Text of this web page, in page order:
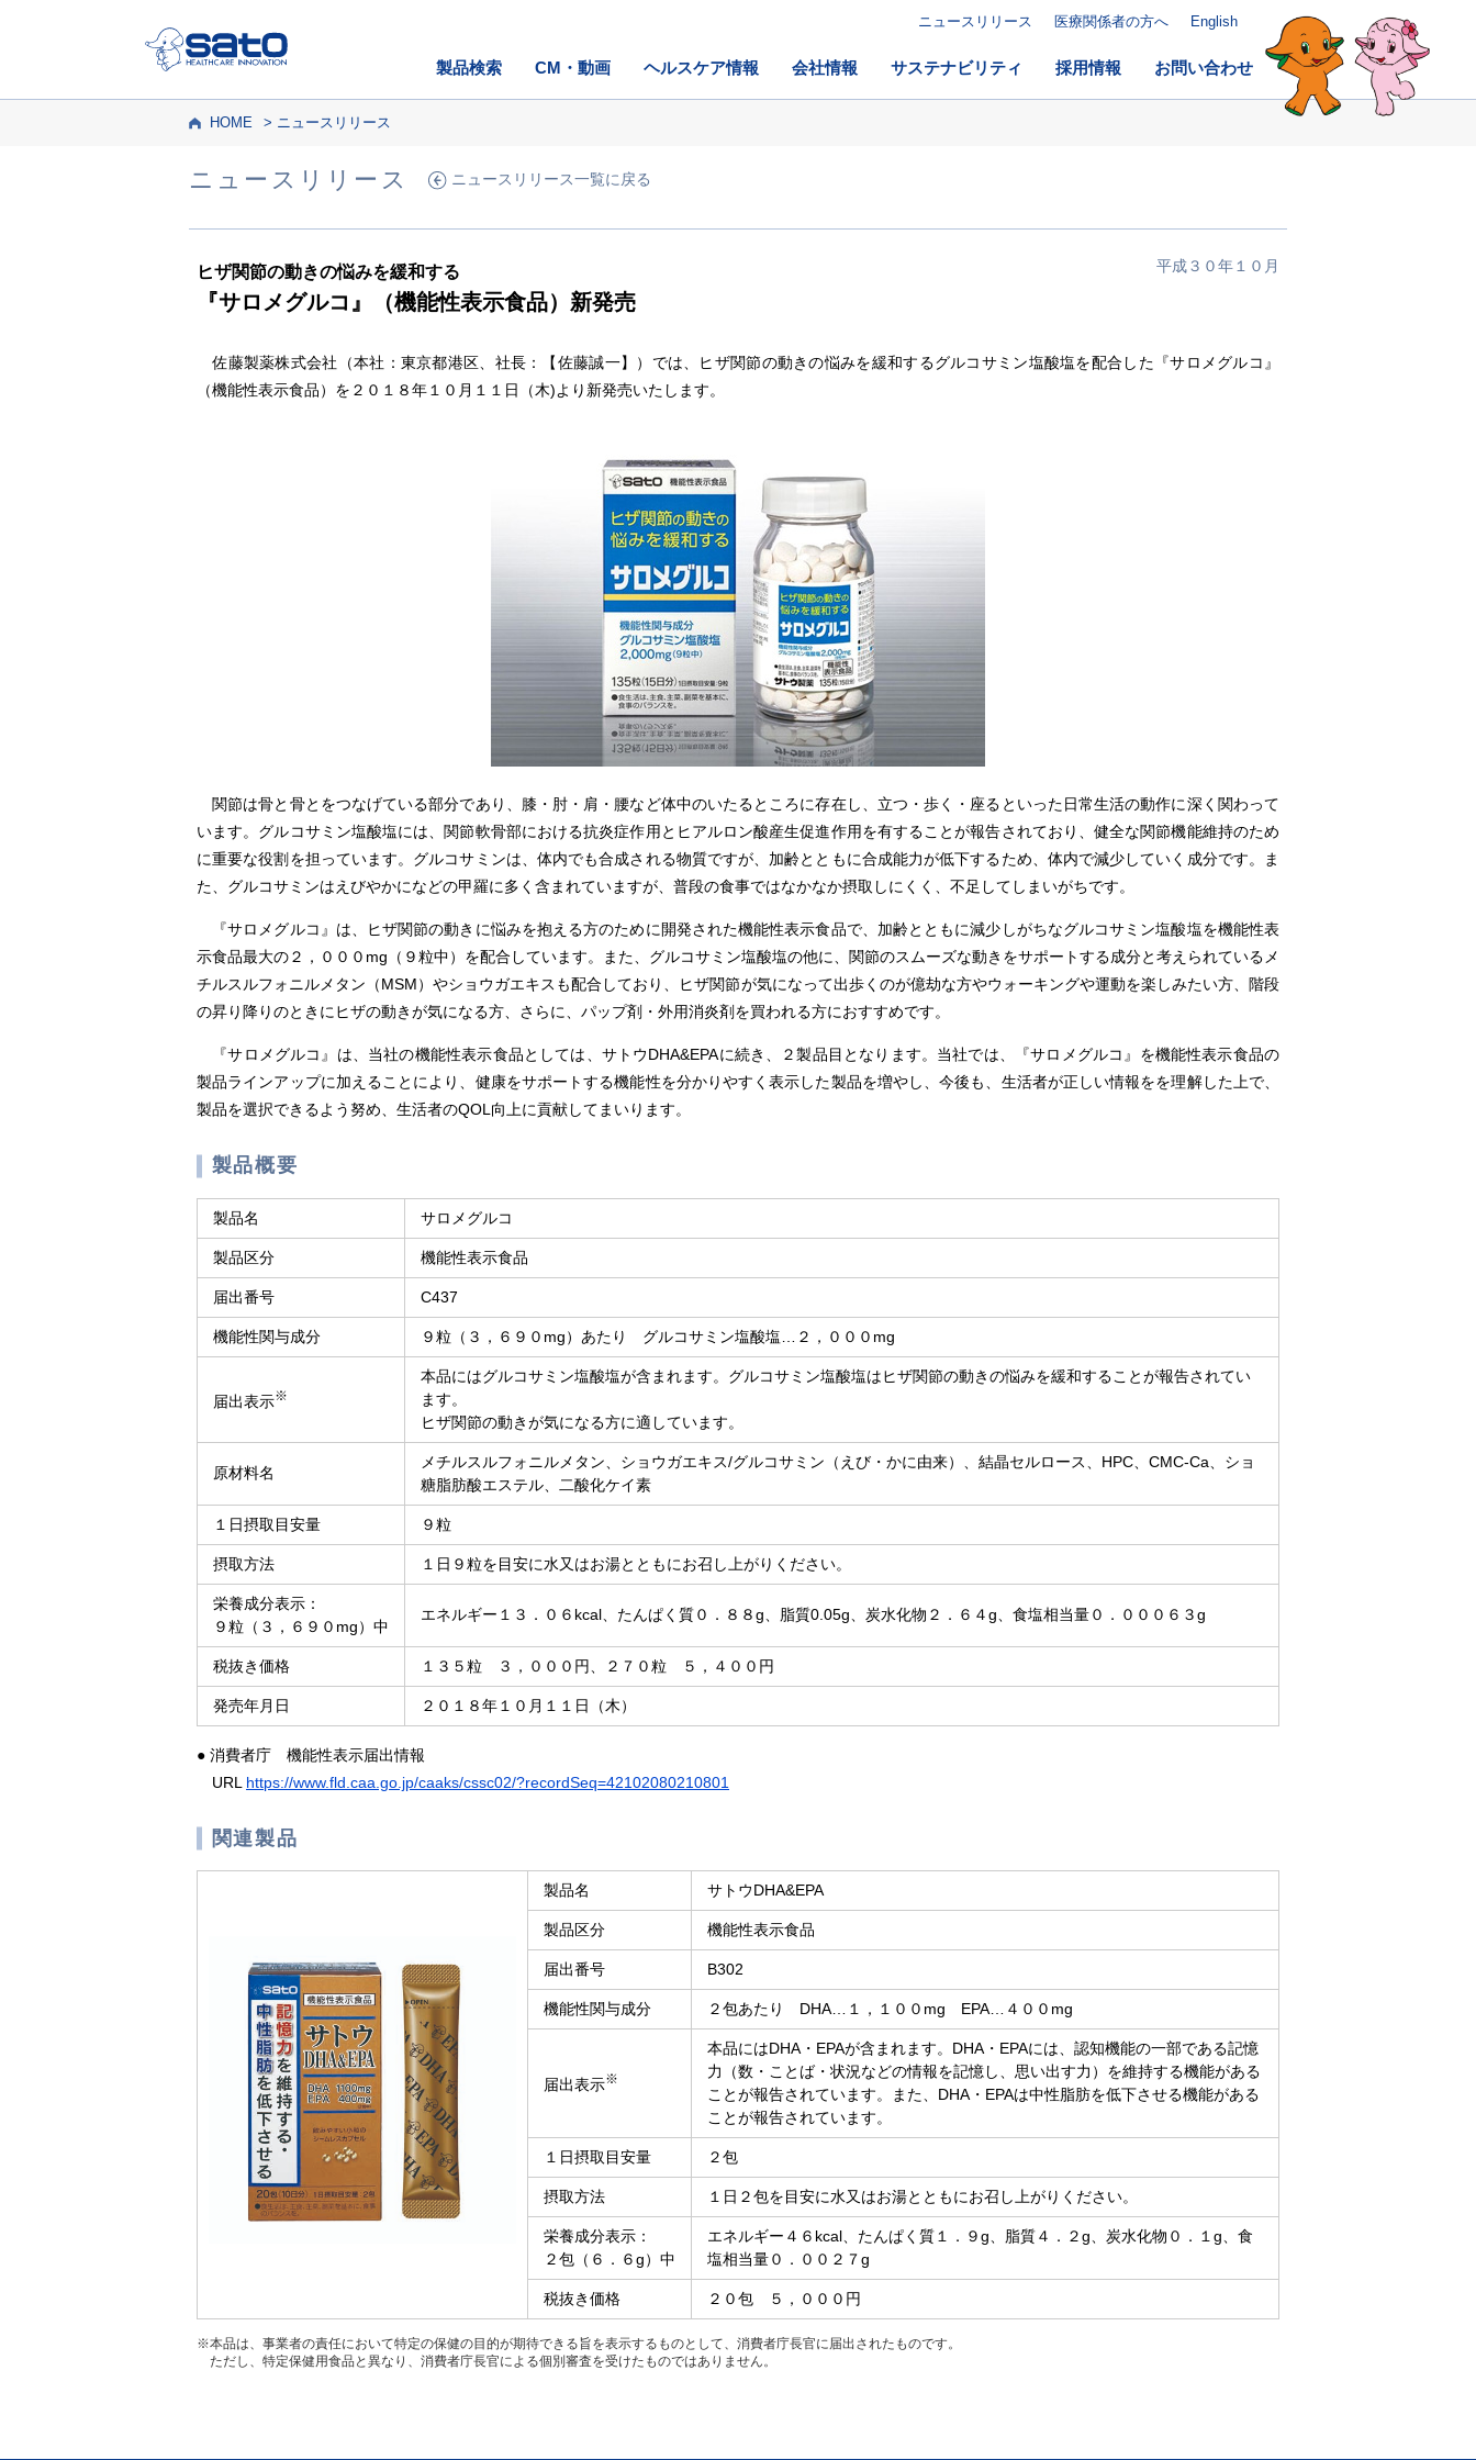
製品検索 CM・動画 ヘルスケア情報 会社情報 サステナビリティ 採用情報 お問い合わせ
ニュースリリース 医療関係者の方へ English
HOME ニュースリリース
ニュースリリース ニュースリリース一覧に戻る
平成３０年１０月
ヒザ関節の動きの悩みを緩和する
『サロメグルコ』（機能性表示食品）新発売
佐藤製薬株式会社（本社：東京都港区、社長：【佐藤誠一】）では、ヒザ関節の動きの悩みを緩和するグルコサミン塩酸塩を配合した『サロメグルコ』
（機能性表示食品）を２０１８年１０月１１日（木)より新発売いたします。
関節は骨と骨とをつなげている部分であり、膝・肘・肩・腰など体中のいたるところに存在し、立つ・歩く・座るといった日常生活の動作に深く関わって
います。グルコサミン塩酸塩には、関節軟骨部における抗炎症作用とヒアルロン酸産生促進作用を有することが報告されており、健全な関節機能維持のため
に重要な役割を担っています。グルコサミンは、体内でも合成される物質ですが、加齢とともに合成能力が低下するため、体内で減少していく成分です。ま
た、グルコサミンはえびやかになどの甲羅に多く含まれていますが、普段の食事ではなかなか摂取しにくく、不足してしまいがちです。
『サロメグルコ』は、ヒザ関節の動きに悩みを抱える方のために開発された機能性表示食品で、加齢とともに減少しがちなグルコサミン塩酸塩を機能性表
示食品最大の２，０００mg（９粒中）を配合しています。また、グルコサミン塩酸塩の他に、関節のスムーズな動きをサポートする成分と考えられているメ
チルスルフォニルメタン（MSM）やショウガエキスも配合しており、ヒザ関節が気になって出歩くのが億劫な方やウォーキングや運動を楽しみたい方、階段
の昇り降りのときにヒザの動きが気になる方、さらに、パップ剤・外用消炎剤を買われる方におすすめです。
『サロメグルコ』は、当社の機能性表示食品としては、サトウDHA&EPAに続き、２製品目となります。当社では、『サロメグルコ』を機能性表示食品の
製品ラインアップに加えることにより、健康をサポートする機能性を分かりやすく表示した製品を増やし、今後も、生活者が正しい情報をを理解した上で、
製品を選択できるよう努め、生活者のQOL向上に貢献してまいります。
製品概要
製品名 サロメグルコ
製品区分 機能性表示食品
届出番号 C437
機能性関与成分 ９粒（３，６９０mg）あたり グルコサミン塩酸塩…２，０００mg
届出表示※
本品にはグルコサミン塩酸塩が含まれます。グルコサミン塩酸塩はヒザ関節の動きの悩みを緩和することが報告されてい
ます。
ヒザ関節の動きが気になる方に適しています。
原材料名
メチルスルフォニルメタン、ショウガエキス/グルコサミン（えび・かに由来）、結晶セルロース、HPC、CMC-Ca、ショ
糖脂肪酸エステル、二酸化ケイ素
１日摂取目安量 ９粒
摂取方法 １日９粒を目安に水又はお湯とともにお召し上がりください。
栄養成分表示：
９粒（３，６９０mg）中
エネルギー１３．０６kcal、たんぱく質０．８８g、脂質0.05g、炭水化物２．６４g、食塩相当量０．０００６３g
税抜き価格 １３５粒 ３，０００円、２７０粒 ５，４００円
発売年月日 ２０１８年１０月１１日（木）
● 消費者庁 機能性表示届出情報
URL https://www.fld.caa.go.jp/caaks/cssc02/?recordSeq=42102080210801
関連製品
製品名 サトウDHA&EPA
製品区分 機能性表示食品
届出番号 B302
機能性関与成分 ２包あたり DHA…１，１００mg EPA…４００mg
届出表示※
本品にはDHA・EPAが含まれます。DHA・EPAには、認知機能の一部である記憶
力（数・ことば・状況などの情報を記憶し、思い出す力）を維持する機能がある
ことが報告されています。また、DHA・EPAは中性脂肪を低下させる機能がある
ことが報告されています。
１日摂取目安量 ２包
摂取方法 １日２包を目安に水又はお湯とともにお召し上がりください。
栄養成分表示：
２包（６．６g）中
エネルギー４６kcal、たんぱく質１．９g、脂質４．２g、炭水化物０．１g、食
塩相当量０．００２７g
税抜き価格 ２０包 ５，０００円
※本品は、事業者の責任において特定の保健の目的が期待できる旨を表示するものとして、消費者庁長官に届出されたものです。
ただし、特定保健用食品と異なり、消費者庁長官による個別審査を受けたものではありません。